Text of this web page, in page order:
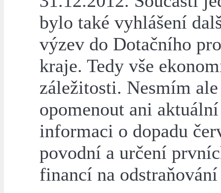
bylo také vyhlášení
výzev do Dotačního
kraje. Tedy vše
záležitosti. Nesmím ale
opomenout ani aktuální
informaci o dopadu
povodní a určení
financí na